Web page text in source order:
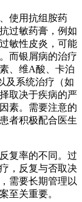
使用抗组胺药
过敏药膏，例如
敏性皮炎，可能
而银屑病的治疗
、维A酸、卡泊
及系统治疗（如
取决于疾病的严
素。需要注意的
者积极配合医生
复率的不同。过
，反复与否取决
需要长期管理以
至关重要。